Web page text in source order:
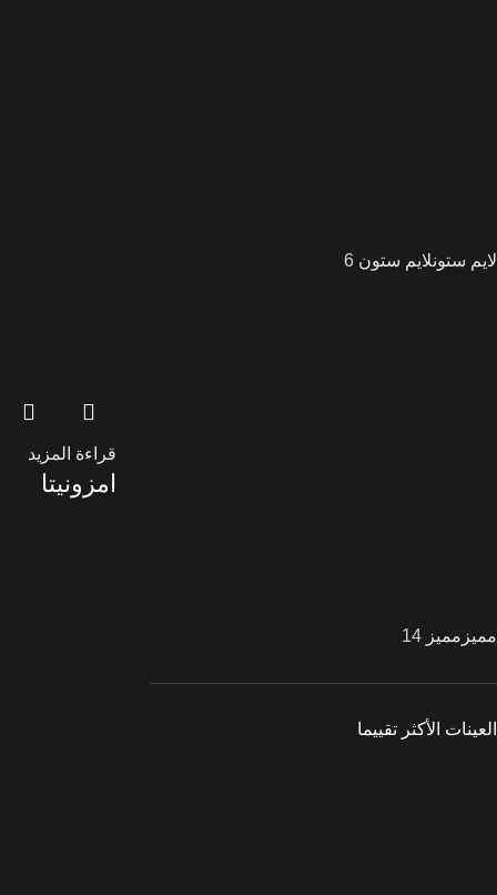
لايم ستونلايم ستون 6
مميز مميز 14
العينات الأكثر تقييما
قراءة المزيد
امزونيتا